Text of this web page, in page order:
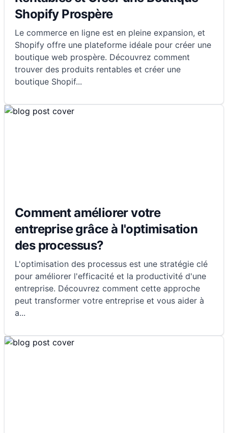
Shopify Prospère
Le commerce en ligne est en pleine expansion, et
Shopify offre une plateforme idéale pour créer une
boutique web prospère. Découvrez comment
trouver des produits rentables et créer une
boutique Shopif...
Comment améliorer votre
entreprise grâce à l'optimisation
des processus?
L'optimisation des processus est une stratégie clé
pour améliorer l'efficacité et la productivité d'une
entreprise. Découvrez comment cette approche
peut transformer votre entreprise et vous aider à
a...